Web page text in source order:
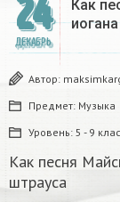
24
ДЕКАБРЬ
Как
Автор:
Предмет: Музыка
Уровень: 5 - 9
Как песня
штрауса